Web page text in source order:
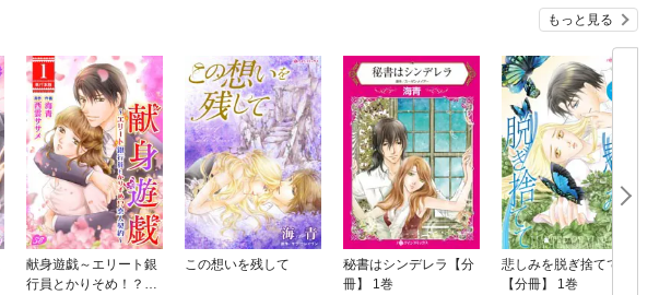
もっと見る
献身遊戯～エリート銀
行員とかりそめ！？恋
この想いを残して
秘書はシンデレラ【分
冊】 1巻
悲しみを脱ぎ捨てて
【分冊】 1巻